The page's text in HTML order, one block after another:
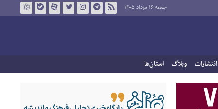
جمعه ۱۶ مرداد ۱۴۰۵
انتشارات وبلاگ استان‌ها